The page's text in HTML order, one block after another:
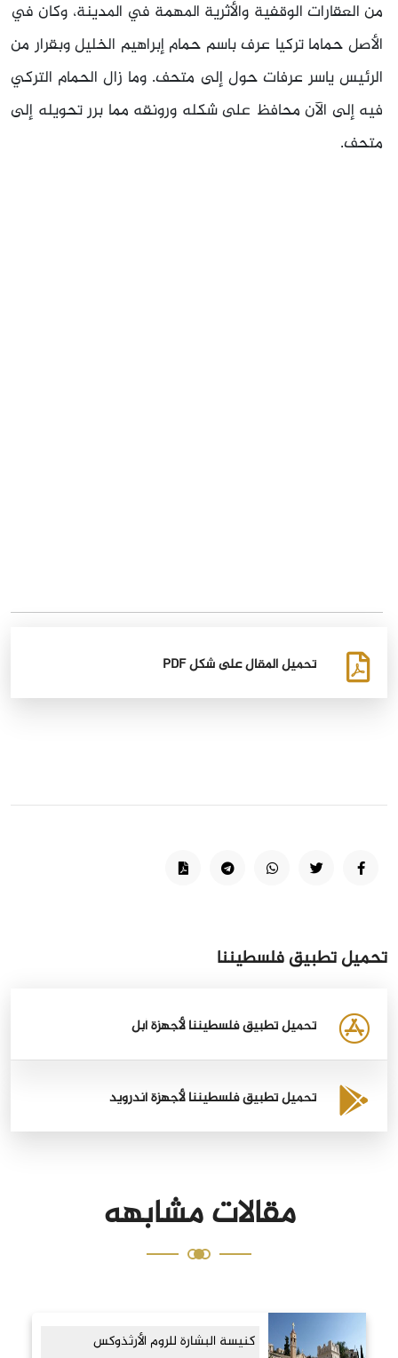
من العقارات الوقفية والأثرية المهمة في المدينة، وكان في
الأصل حماما تركيا عرف باسم حمام إبراهيم الخليل وبقرار من
الرئيس ياسر عرفات حول إلى متحف. وما زال الحمام التركي
فيه إلى الآن محافظ على شكله ورونقه مما برر تحويله إلى
متحف.
تحميل المقال على شكل PDF
تحميل تطبيق فلسطيننا
تحميل تطبيق فلسطيننا لأجهزة أبل
تحميل تطبيق فلسطيننا لأجهزة أندرويد
مقالات مشابهه
كنيسة البشارة للروم الأرثذوكس